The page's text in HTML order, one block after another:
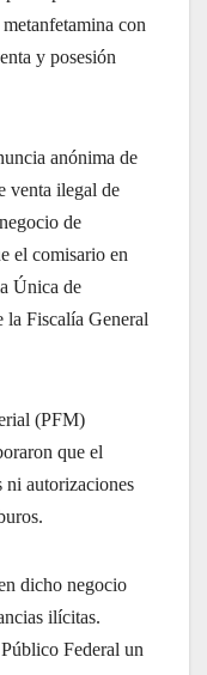
con
y posesión
anónima de
venta ilegal de
de
el comisario en
Única de
la Fiscalía General
(PFM)
que el
ni autorizaciones
dicho negocio
ilícitas.
Federal un